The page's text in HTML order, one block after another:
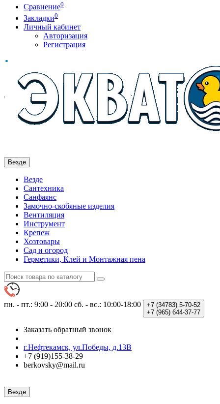
Сравнение0
Закладки0
Личный кабинет
Авторизация
Регистрация
Везде
Везде
Сантехника
Санфаянс
Замочно-скобяные изделия
Вентиляция
Инструмент
Крепеж
Хозтовары
Сад и огород
Герметики, Клей и Монтажная пена
пн. - пт.: 9:00 - 20:00 сб. - вс.: 10:00-18:00 +7 (34783) 5-70-52
+7 (965) 644-37-77
Заказать обратный звонок
г.Нефтекамск, ул.Победы, д.13В
+7 (919)155-38-29
berkovsky@mail.ru
Везде